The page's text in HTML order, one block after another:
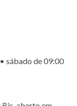
sábado de 09:00